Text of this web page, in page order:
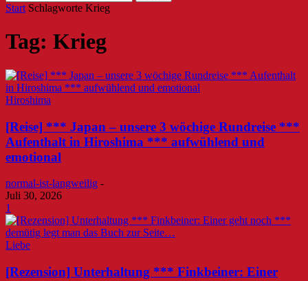
Start Schlagworte Krieg
Tag: Krieg
Hiroshima
[Reise] *** Japan – unsere 3 wöchige Rundreise ***
Aufenthalt in Hiroshima *** aufwühlend und
emotional
normal-ist-langweilig -
Juli 30, 2026
1
Liebe
[Rezension] Unterhaltung *** Finkbeiner: Einer